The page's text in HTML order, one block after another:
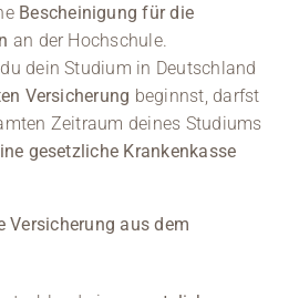
Bescheinigung für die
an der Hochschule.
dein Studium in Deutschland
Versicherung beginnst, darfst
Zeitraum deines Studiums
gesetzliche Krankenkasse
Versicherung aus dem